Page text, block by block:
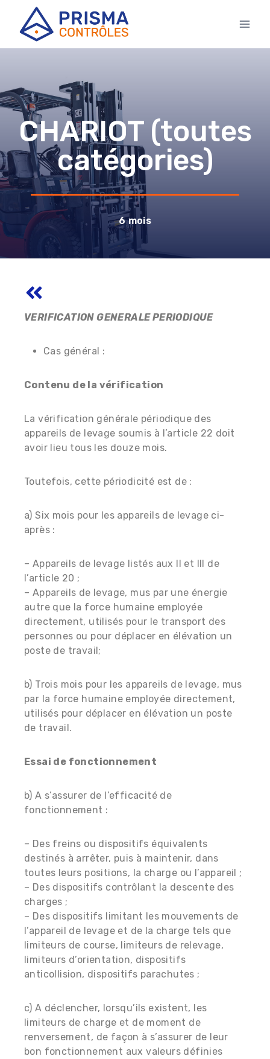
CHARIOT (toutes
catégories)
6 mois
VERIFICATION GENERALE PERIODIQUE
Cas général :
Contenu de la vérification
La vérification générale périodique des
appareils de levage soumis à l’article 22 doit
avoir lieu tous les douze mois.
Toutefois, cette périodicité est de :
a) Six mois pour les appareils de levage ci-
après :
– Appareils de levage listés aux II et III de
l’article 20 ;
– Appareils de levage, mus par une énergie
autre que la force humaine employée
directement, utilisés pour le transport des
personnes ou pour déplacer en élévation un
poste de travail;
b) Trois mois pour les appareils de levage, mus
par la force humaine employée directement,
utilisés pour déplacer en élévation un poste
de travail.
Essai de fonctionnement
b) A s’assurer de l’efficacité de
fonctionnement :
– Des freins ou dispositifs équivalents
destinés à arrêter, puis à maintenir, dans
toutes leurs positions, la charge ou l’appareil ;
– Des dispositifs contrôlant la descente des
charges ;
– Des dispositifs limitant les mouvements de
l’appareil de levage et de la charge tels que
limiteurs de course, limiteurs de relevage,
limiteurs d’orientation, dispositifs
anticollision, dispositifs parachutes ;
c) A déclencher, lorsqu’ils existent, les
limiteurs de charge et de moment de
renversement, de façon à s’assurer de leur
bon fonctionnement aux valeurs définies